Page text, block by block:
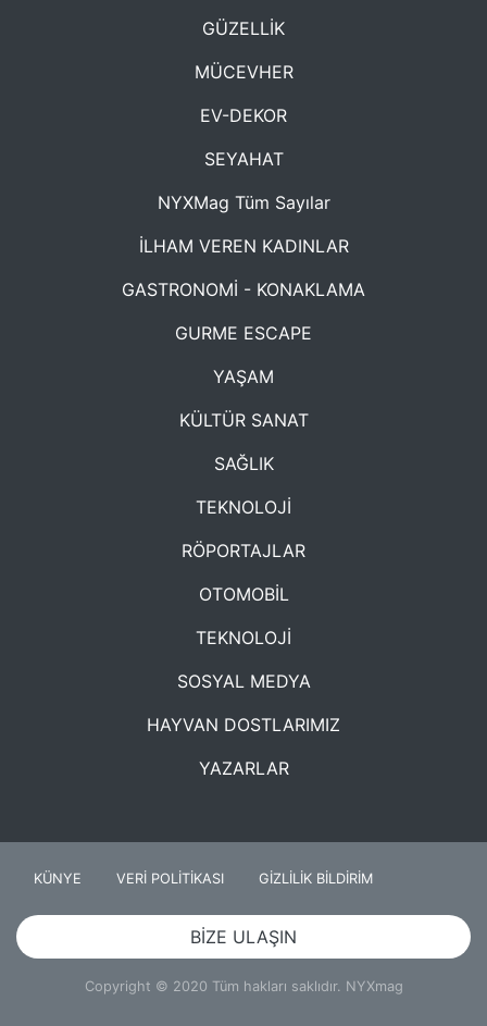
GÜZELLİK
MÜCEVHER
EV-DEKOR
SEYAHAT
NYXMag Tüm Sayılar
İLHAM VEREN KADINLAR
GASTRONOMİ - KONAKLAMA
GURME ESCAPE
YAŞAM
KÜLTÜR SANAT
SAĞLIK
TEKNOLOJİ
RÖPORTAJLAR
OTOMOBİL
TEKNOLOJİ
SOSYAL MEDYA
HAYVAN DOSTLARIMIZ
YAZARLAR
KÜNYE VERİ POLİTİKASI GİZLİLİK BİLDİRİM
BİZE ULAŞIN
Copyright © 2020 Tüm hakları saklıdır. NYXmag